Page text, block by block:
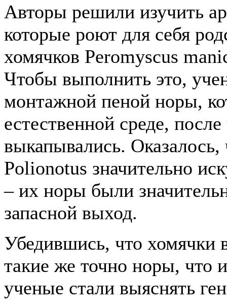
Авторы решили изучить
которые роют для себя
хомячков Peromyscus
Чтобы выполнить это,
монтажной пеной норы,
естественной среде,
выкапывались. Оказалось,
Polionotus значительно
– их норы были
запасной выход.
Убедившись, что хомячки
такие же точно норы, что
ученые стали выяснять